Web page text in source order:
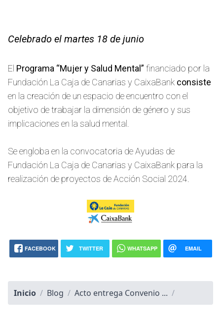
Celebrado el martes 18 de junio
El Programa “Mujer y Salud Mental” financiado por la
Fundación La Caja de Canarias y CaixaBank consiste
en la creación de un espacio de encuentro con el
objetivo de trabajar la dimensión de género y sus
implicaciones en la salud mental.
Se engloba en la convocatoria de Ayudas de
Fundación La Caja de Canarias y CaixaBank para la
realización de proyectos de Acción Social 2024.
FACEBOOK TWITTER WHATSAPP EMAIL
Inicio / Blog / Acto entrega Convenio ... /